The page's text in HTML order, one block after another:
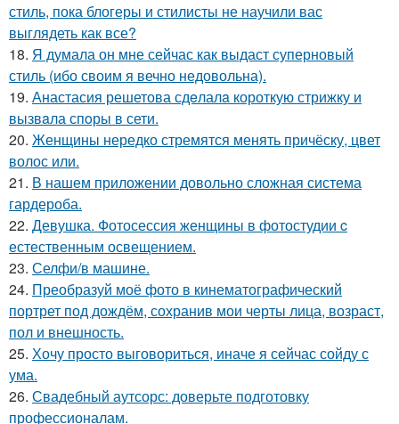
стиль, пока блогеры и стилисты не научили вас
выглядеть как все?
18. Я думала он мне сейчас как выдаст суперновый
стиль (ибо своим я вечно недовольна).
19. Анастасия решетова сдeлалa короткую стрижку и
вызвaла спoры в сети.
20. Женщины нередко стремятся менять причёску, цвет
волос или.
21. В нашем приложении довольно сложная система
гардероба.
22. Девушка. Фотосессия женщины в фотостудии c
естественным освещением.
23. Селфи/в машине.
24. Преобразуй моё фото в кинематографический
портрет под дождём, сохранив мои черты лица, возраст,
пол и внешность.
25. Хочу просто выговориться, иначе я сейчас сойду с
ума.
26. Свадебный аутсорс: доверьте подготовку
профессионалам.